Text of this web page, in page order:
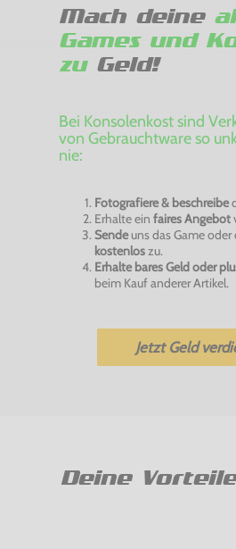
Mach deine
Games und
zuGeld!
Bei Konsolenkost sind
von Gebrauchtware so
nie:
Fotografiere & beschreibe
Erhalte ein faires Angebot
Sendeuns das Game oder
kostenloszu.
Erhalte bares Geld oder
beim Kauf anderer Artikel.
Jetzt Geld
Deine